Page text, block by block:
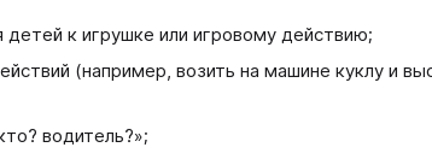
детей к игрушке или игровому действию;
(например, возить на машине куклу и
водитель?»;